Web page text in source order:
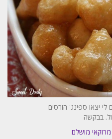
יצאו ספינג' הורסים
בבקשה
מושלם